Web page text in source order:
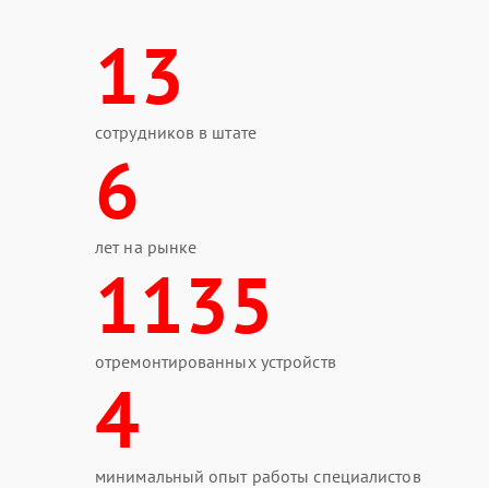
13
сотрудников в штате
6
лет на рынке
1135
отремонтированных устройств
4
минимальный опыт работы специалистов